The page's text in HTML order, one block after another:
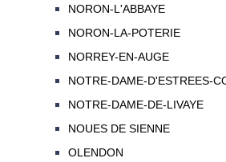
NORON-L'ABBAYE
NORON-LA-POTERIE
NORREY-EN-AUGE
NOTRE-DAME-D'ESTREES-
NOTRE-DAME-DE-LIVAYE
NOUES DE SIENNE
OLENDON